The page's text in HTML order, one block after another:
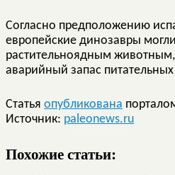
Согласно предположению
европейские динозавры
растительноядным
аварийный запас
Статья опубликована
Источник: paleonews.ru
Похожие статьи: